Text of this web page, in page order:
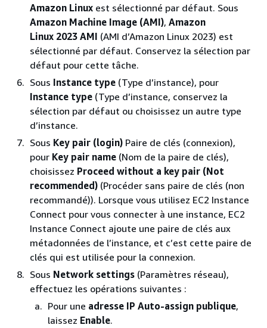
Amazon Linux est sélectionné par défaut. Sous
Amazon Machine Image (AMI), Amazon
Linux 2023 AMI (AMI d’Amazon Linux 2023) est
sélectionné par défaut. Conservez la sélection par
défaut pour cette tâche.
Sous Instance type (Type d’instance), pour
Instance type (Type d’instance, conservez la
sélection par défaut ou choisissez un autre type
d’instance.
Sous Key pair (login) Paire de clés (connexion),
pour Key pair name (Nom de la paire de clés),
choisissez Proceed without a key pair (Not
recommended) (Procéder sans paire de clés (non
recommandé)). Lorsque vous utilisez EC2 Instance
Connect pour vous connecter à une instance, EC2
Instance Connect ajoute une paire de clés aux
métadonnées de l’instance, et c’est cette paire de
clés qui est utilisée pour la connexion.
Sous Network settings (Paramètres réseau),
effectuez les opérations suivantes :
Pour une adresse IP Auto-assign publique,
laissez Enable.